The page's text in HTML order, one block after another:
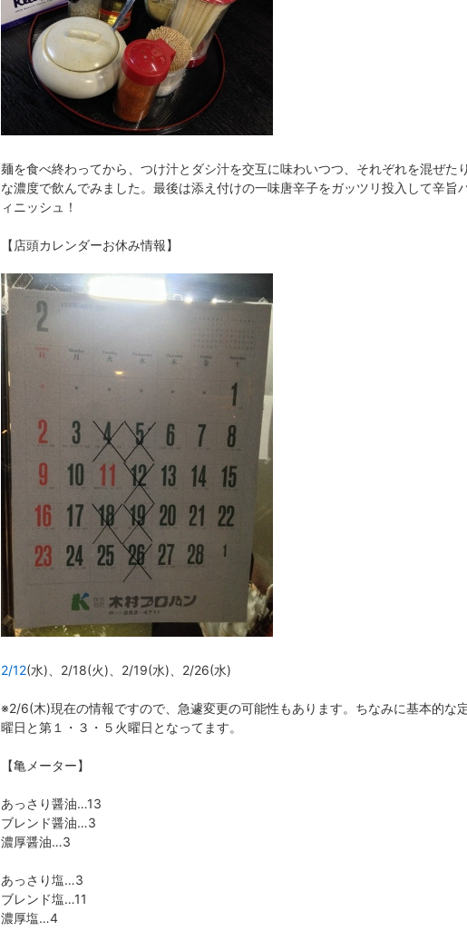
麺を食べ終わってから、つけ汁とダシ汁を交互に味わいつつ、それぞれを混ぜた
な濃度で飲んでみました。最後は添え付けの一味唐辛子をガッツリ投入して辛旨
ィニッシュ！
【店頭カレンダーお休み情報】
2/12(水)、2/18(火)、2/19(水)、2/26(水)
※2/6(木)現在の情報ですので、急遽変更の可能性もあります。ちなみに基本的な
曜日と第１・３・５火曜日となってます。
【亀メーター】
あっさり醤油…13
ブレンド醤油…3
濃厚醤油…3
あっさり塩…3
ブレンド塩…11
濃厚塩…4